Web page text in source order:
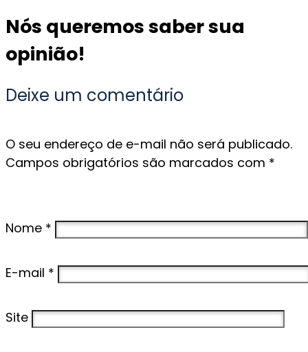
Nós queremos saber sua
opinião!
Deixe um comentário
O seu endereço de e-mail não será publicado.
Campos obrigatórios são marcados com *
Nome *
E-mail *
Site